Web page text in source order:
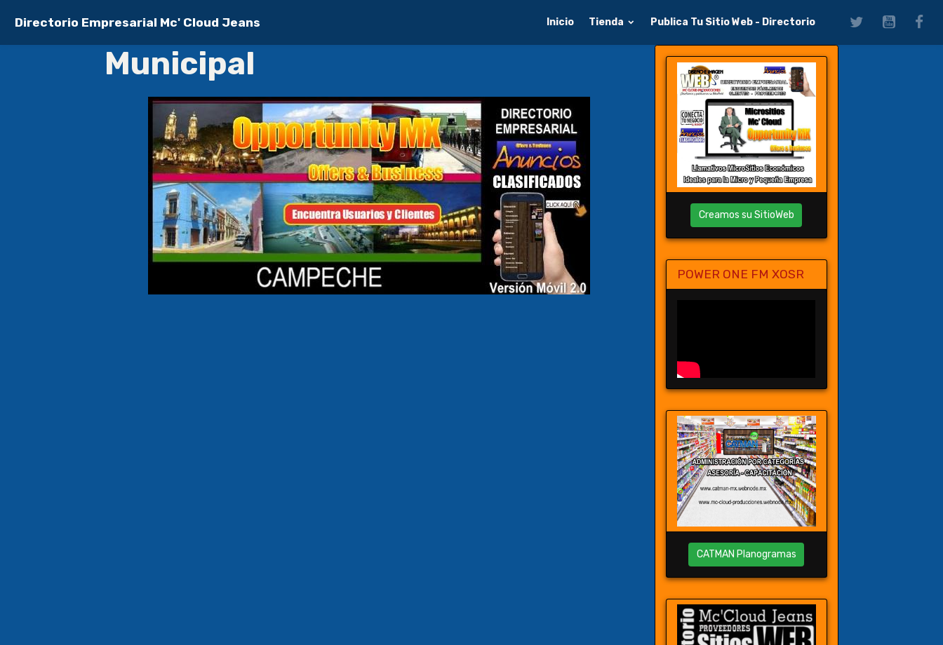
Directorio Empresarial Mc' Cloud Jeans Inicio Tienda Publica Tu Sitio Web - Directorio
Municipal
Creamos su SitioWeb
POWER ONE FM XOSR
CATMAN Planogramas